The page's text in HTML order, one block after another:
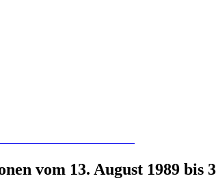
vom 13. August 1989 bis